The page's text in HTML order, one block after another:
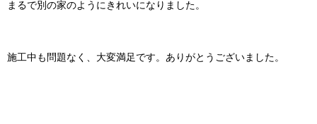
まるで別の家のようにきれいになりました。
施工中も問題なく、大変満足です。ありがとうございました。